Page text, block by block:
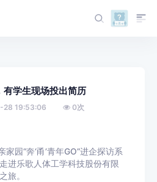
有学生现场投出简历
19:53:06 0次
园“奔‘甬’青年GO”进企探访系
进乐歌人体工学科技股份有限
旅。